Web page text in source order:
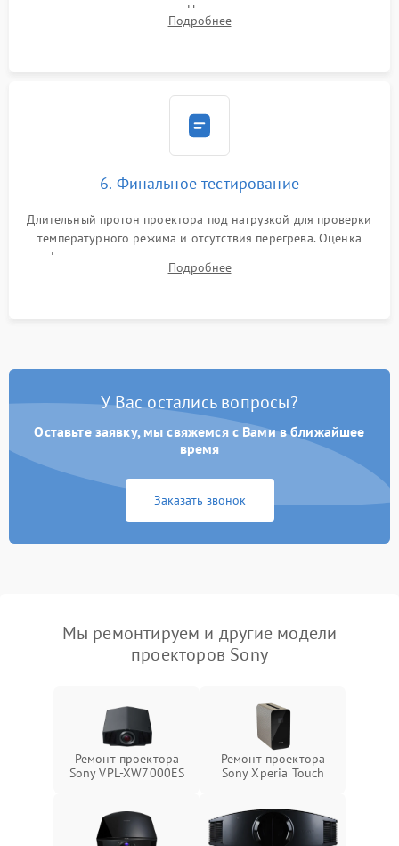
и устранения размытия. Надежное подключение всех
шлейфов, установка датчиков и закрытие корпуса
Подробнее
6. Финальное тестирование
Длительный прогон проектора под нагрузкой для проверки
температурного режима и отсутствия перегрева. Оценка
фокуса, контрастности и цветопередачи на тестовых
таблицах. Проверка работы всех видеовходов и кнопок
Подробнее
У Вас остались вопросы?
Оставьте заявку, мы свяжемся с Вами в ближайшее
время
Заказать звонок
Мы ремонтируем и другие модели
проекторов Sony
Ремонт проектора
Sony VPL-XW7000ES
Ремонт проектора
Sony Xperia Touch